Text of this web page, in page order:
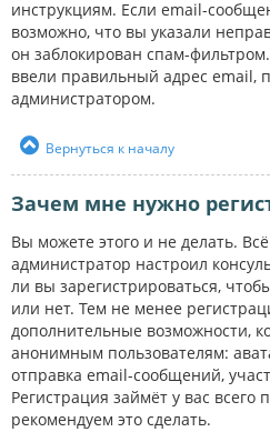
инструкциям. Если email-
возможно, что вы указали
он заблокирован спам-
ввели правильный адрес email,
администратором.
Вернуться к началу
Зачем мне нужно
Вы можете этого и не делать. Всё
администратор настроил
ли вы зарегистрироваться,
или нет. Тем не менее
дополнительные возможности,
анонимным пользователям:
отправка email-сообщений,
Регистрация займёт у вас всего
рекомендуем это сделать.